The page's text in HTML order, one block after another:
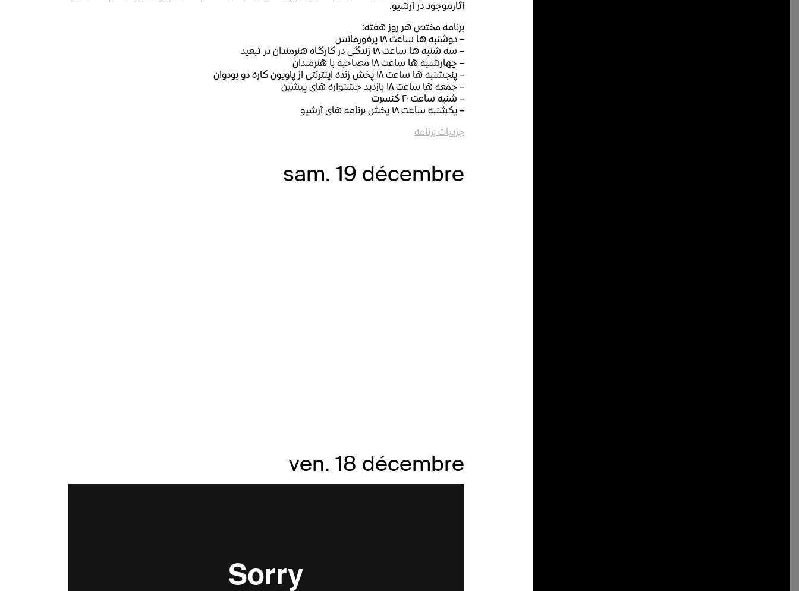
آثارموجود در آرشیو.
برنامه مختص هر روز هفته:
– دوشنبه ها ساعت ۱۸ پرفورمانس
– سه شنبه ها ساعت ۱۸ زندگی در کارگاه هنرمندان در تبعید
– چهارشنبه ها ساعت ۱۸ مصاحبه با هنرمندان
– پنجشنبه ها ساعت ۱۸ پخش زنده اینترنتی از پاویون کاره دو بودوان
– جمعه ها ساعت ۱۸ بازدید جشنواره های پیشین
– شنبه ساعت ۲۰ کنسرت
– یکشنبه ساعت ۱۸ پخش برنامه های آرشیو
جزییات برنامه
sam. 19 décembre
ven. 18 décembre